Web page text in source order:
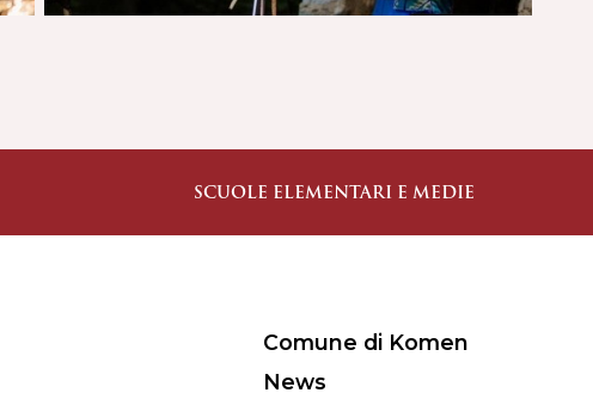
SCUOLE ELEMENTARI E MEDIE
Comune di Komen
News